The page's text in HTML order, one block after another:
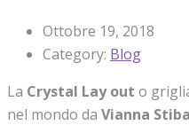
Ottobre 19, 2018
Category: Blog
La Crystal Lay out o
nel mondo da Vianna